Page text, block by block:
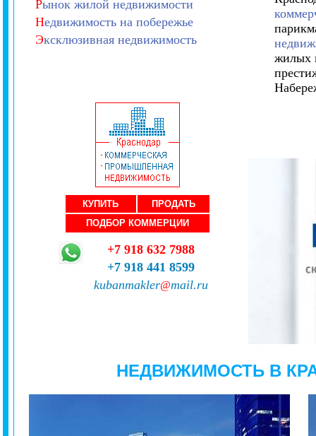
Рынок жилой недвижимости
Недвижимость на побережье
Эксклюзивная недвижимость
КУПИТЬ
ПРОДАТЬ
ПОДБОР КОММЕРЦИИ
+7 918 632 7988
+7 918 441 8599
kubanmakler@mail.ru
жилых
НЕДВИЖИМОСТЬ В